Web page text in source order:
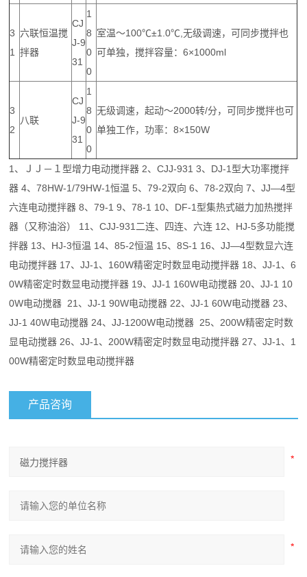
3
1
六联恒温搅
拌器
CJ
J-9
31
1
8
0
0
室温～100℃±1.0℃,无级调速，可同步搅拌也
可单独，搅拌容量：6×1000ml
3
2
八联
CJ
J-9
31
1
8
0
0
无级调速，起动～2000转/分，可同步搅拌也可
单独工作，功率：8×150W
1、ＪＪ－１型增力电动搅拌器 2、CJJ-931 3、DJ-1型大功率搅拌
器 4、78HW-1/79HW-1恒温 5、79-2双向 6、78-2双向 7、JJ—4型
六连电动搅拌器 8、79-1 9、78-1 10、DF-1型集热式磁力加热搅拌
器（又称油浴） 11、CJJ-931二连、四连、六连 12、HJ-5多功能搅
拌器 13、HJ-3恒温 14、85-2恒温 15、8S-1 16、JJ—4型数显六连
电动搅拌器 17、JJ-1、160W精密定时数显电动搅拌器 18、JJ-1、6
0W精密定时数显电动搅拌器 19、JJ-1 160W电动搅器 20、JJ-1 10
0W电动搅器 21、JJ-1 90W电动搅器 22、JJ-1 60W电动搅器 23、
JJ-1 40W电动搅器 24、JJ-1200W电动搅器 25、200W精密定时数
显电动搅器 26、JJ-1、200W精密定时数显电动搅拌器 27、JJ-1、1
00W精密定时数显电动搅拌器
产品咨询